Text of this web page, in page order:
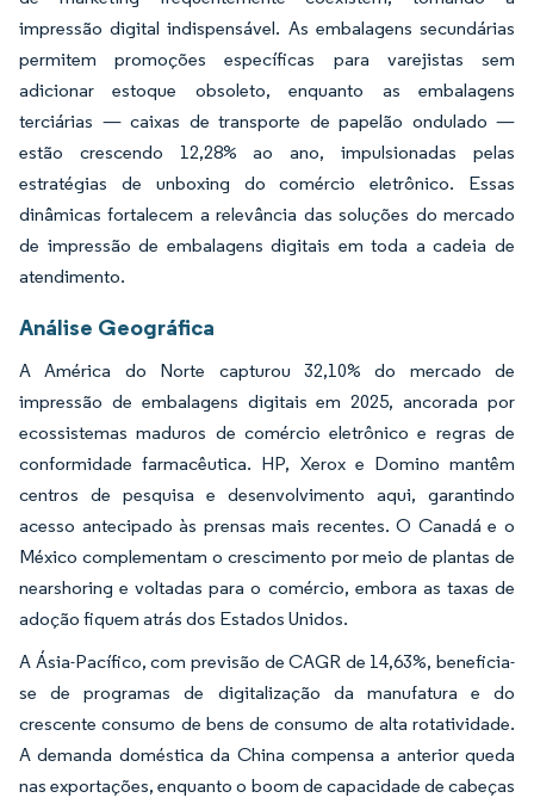
impressão digital indispensável. As embalagens secundárias
permitem promoções específicas para varejistas sem
adicionar estoque obsoleto, enquanto as embalagens
terciárias — caixas de transporte de papelão ondulado —
estão crescendo 12,28% ao ano, impulsionadas pelas
estratégias de unboxing do comércio eletrônico. Essas
dinâmicas fortalecem a relevância das soluções do mercado
de impressão de embalagens digitais em toda a cadeia de
atendimento.
Análise Geográfica
A América do Norte capturou 32,10% do mercado de
impressão de embalagens digitais em 2025, ancorada por
ecossistemas maduros de comércio eletrônico e regras de
conformidade farmacêutica. HP, Xerox e Domino mantêm
centros de pesquisa e desenvolvimento aqui, garantindo
acesso antecipado às prensas mais recentes. O Canadá e o
México complementam o crescimento por meio de plantas de
nearshoring e voltadas para o comércio, embora as taxas de
adoção fiquem atrás dos Estados Unidos.
A Ásia-Pacífico, com previsão de CAGR de 14,63%, beneficia-
se de programas de digitalização da manufatura e do
crescente consumo de bens de consumo de alta rotatividade.
A demanda doméstica da China compensa a anterior queda
nas exportações, enquanto o boom de capacidade de cabeças